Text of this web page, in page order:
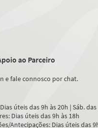
ao Parceiro
e fale connosco por chat.
úteis das 9h às 20h | Sáb. das
Dias úteis das 9h às 18h
Antecipações: Dias úteis das